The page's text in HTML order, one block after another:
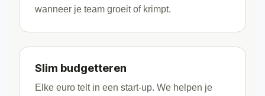
wanneer je team groeit of krimpt.
Slim budgetteren
Elke euro telt in een start-up. We helpen je